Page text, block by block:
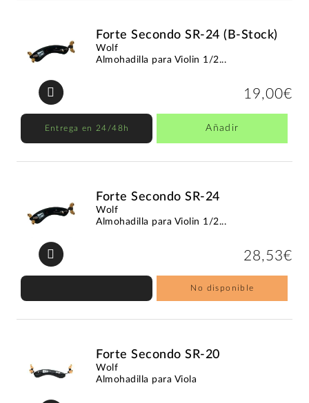
Forte Secondo SR-24 (B-Stock)
Wolf
Almohadilla para Violin 1/2...
19,00€
Entrega en 24/48h Añadir
Forte Secondo SR-24
Wolf
Almohadilla para Violin 1/2...
28,53€
No disponible
Forte Secondo SR-20
Wolf
Almohadilla para Viola